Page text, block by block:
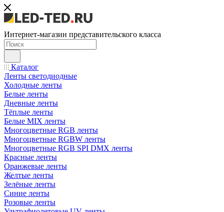
Интернет-магазин представительского класса
Каталог
Ленты светодиодные
Холодные ленты
Белые ленты
Дневные ленты
Тёплые ленты
Белые MIX ленты
Многоцветные RGB ленты
Многоцветные RGBW ленты
Многоцветные RGB SPI DMX ленты
Красные ленты
Оранжевые ленты
Желтые ленты
Зелёные ленты
Синие ленты
Розовые ленты